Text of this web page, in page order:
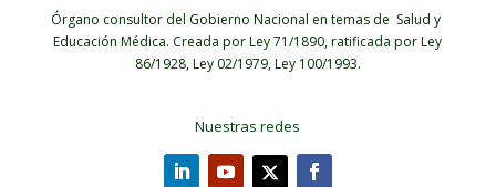
Órgano consultor del Gobierno Nacional en temas de Salud y
Educación Médica. Creada por Ley 71/1890, ratificada por Ley
86/1928, Ley 02/1979, Ley 100/1993.
Nuestras redes